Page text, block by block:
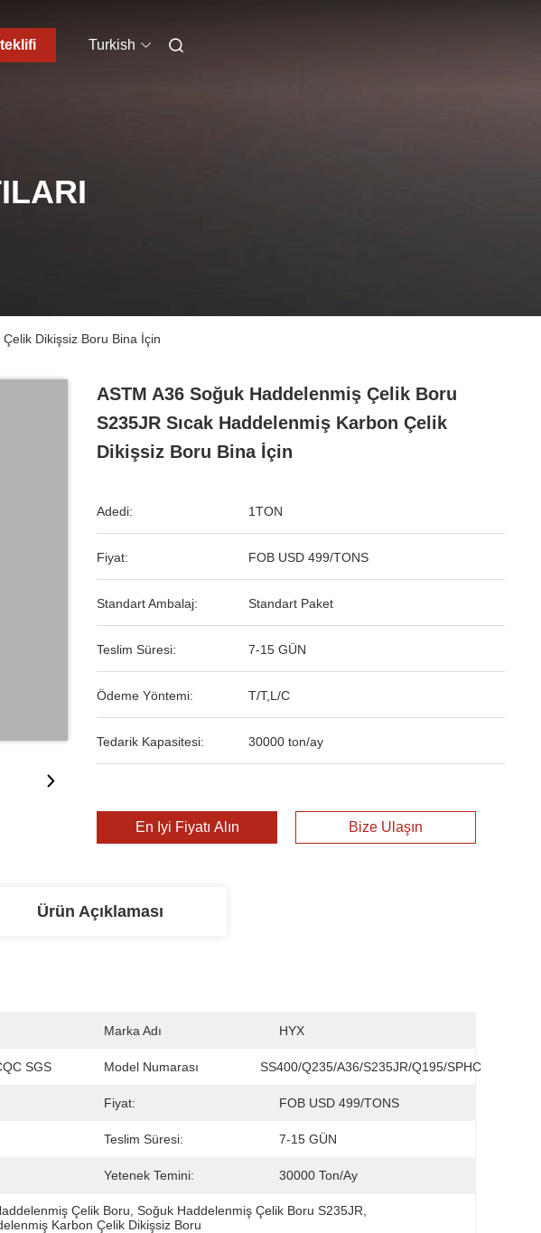
Turkish
Dikişsiz Boru Bina İçin
ASTM A36 Soğuk Haddelenmiş Çelik Boru
S235JR Sıcak Haddelenmiş Karbon Çelik
Dikişsiz Boru Bina İçin
Adedi: 1TON
Fiyat: FOB USD 499/TONS
Standart Ambalaj: Standart Paket
Teslim Süresi: 7-15 GÜN
Ödeme Yöntemi: T/T,L/C
Tedarik Kapasitesi: 30000 ton/ay
En İyi Fiyatı Alın Bize Ulaşın
Ürün Açıklaması
Marka Adı HYX
SGS Model Numarası SS400/Q235/A36/S235JR/Q195/SPHC
Fiyat: FOB USD 499/TONS
Teslim Süresi: 7-15 GÜN
Yetenek Temini: 30000 Ton/ay
Çelik Boru , Soğuk Haddelenmiş Çelik Boru S235JR
Karbon Çelik Dikişsiz Boru